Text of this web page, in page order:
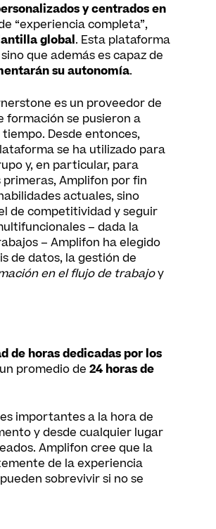
y centrados en
“experiencia completa”,
global. Esta plataforma
que además es capaz de
su autonomía.
es un proveedor de
formación se pusieron a
Desde entonces,
se ha utilizado para
y, en particular, para
primeras, Amplifon por fin
actuales, sino
de competitividad y seguir
– dada la
– Amplifon ha elegido
de datos, la gestión de
en el flujo de trabajoy
de horas dedicadas por los
promedio de 24 horas de
importantes a la hora de
y desde cualquier lugar
Amplifon cree que la
de la experiencia
sobrevivir si no se